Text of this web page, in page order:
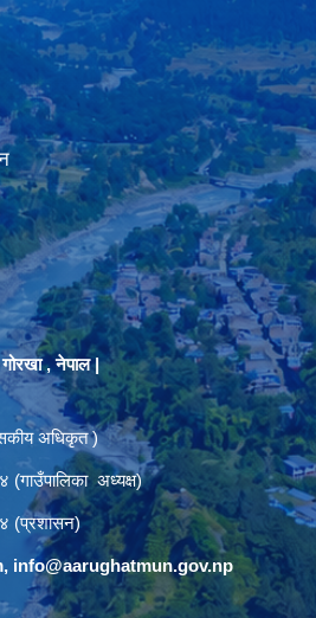
, नेपाल |
अधिकृत )
अध्यक्ष)
, info@aarughatmun.gov.np